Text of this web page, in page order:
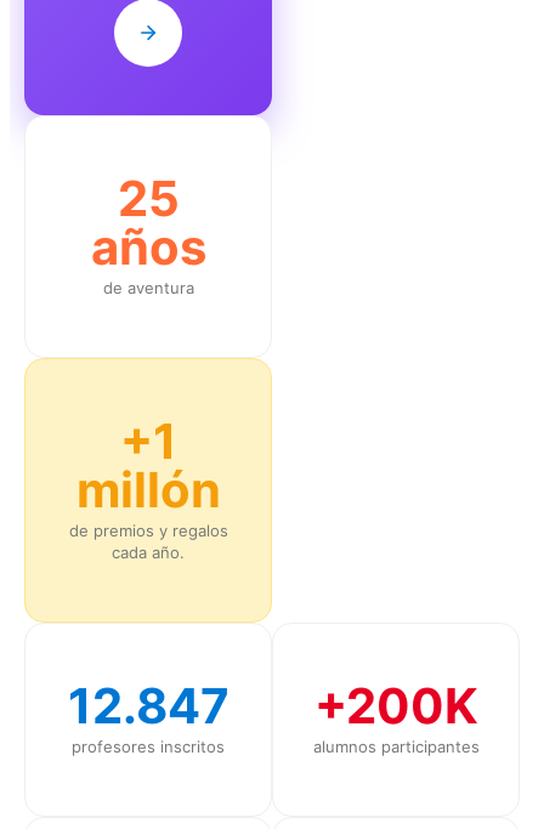
25
años
de aventura
+1
millón
de premios y regalos
cada año.
12.847
profesores inscritos
+200K
alumnos participantes